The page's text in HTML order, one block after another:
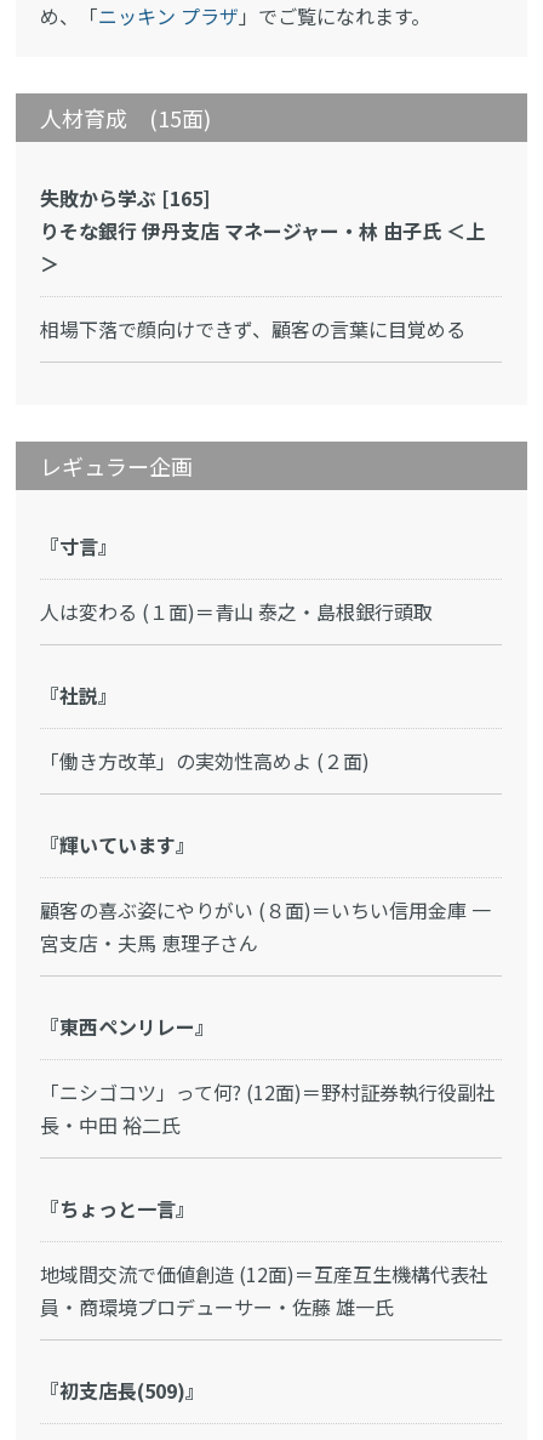
め、「ニッキン プラザ 」でご覧になれます。
人材育成 (15面)
失敗から学ぶ [165]
りそな銀行 伊丹支店 マネージャー・林 由子氏 ＜上
＞
相場下落で顔向けできず、顧客の言葉に目覚める
レギュラー企画
『寸言』
人は変わる (１面)＝青山 泰之・島根銀行頭取
『社説』
「働き方改革」の実効性高めよ (２面)
『輝いています』
顧客の喜ぶ姿にやりがい (８面)＝いちい信用金庫 一
宮支店・夫馬 恵理子さん
『東西ペンリレー』
「ニシゴコツ」って何? (12面)＝野村証券執行役副社
長・中田 裕二氏
『ちょっと一言』
地域間交流で価値創造 (12面)＝互産互生機構代表社
員・商環境プロデューサー・佐藤 雄一氏
『初支店長(509)』